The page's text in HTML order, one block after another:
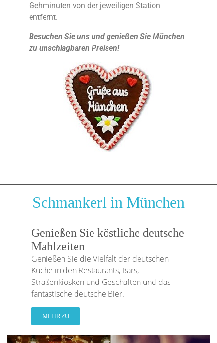
Gehminuten von der jeweiligen Station
entfernt.
Besuchen Sie uns und genießen Sie München
zu unschlagbaren Preisen!
Schmankerl in München
Genießen Sie köstliche deutsche
Mahlzeiten
Genießen Sie die Vielfalt der deutschen
Küche in den Restaurants, Bars,
Straßenkiosken und Geschäften und das
fantastische deutsche Bier.
MEHR ZU